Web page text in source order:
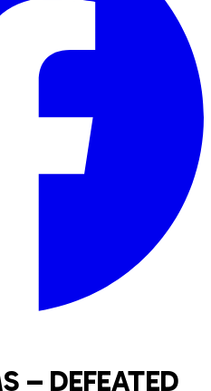
– DEFEATED